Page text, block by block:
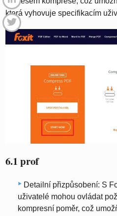
která vyhovuje specifikacím
6.1 prof
Detailní přizpůsobení: S
uživatelé mohou ovládat
kompresní poměr, což